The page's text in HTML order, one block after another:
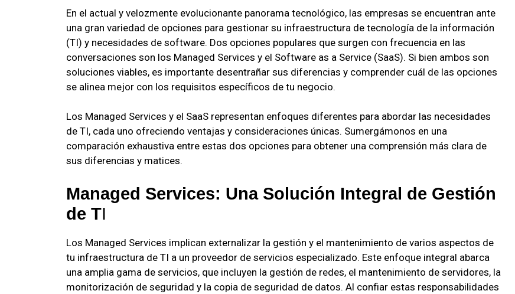
En el actual y velozmente evolucionante panorama tecnológico, las empresas se encuentran ante
una gran variedad de opciones para gestionar su infraestructura de tecnología de la información
(TI) y necesidades de software. Dos opciones populares que surgen con frecuencia en las
conversaciones son los Managed Services y el Software as a Service (SaaS). Si bien ambos son
soluciones viables, es importante desentrañar sus diferencias y comprender cuál de las opciones
se alinea mejor con los requisitos específicos de tu negocio.
Los Managed Services y el SaaS representan enfoques diferentes para abordar las necesidades
de TI, cada uno ofreciendo ventajas y consideraciones únicas. Sumergámonos en una
comparación exhaustiva entre estas dos opciones para obtener una comprensión más clara de
sus diferencias y matices.
Managed Services: Una Solución Integral de Gestión
de TI
Los Managed Services implican externalizar la gestión y el mantenimiento de varios aspectos de
tu infraestructura de TI a un proveedor de servicios especializado. Este enfoque integral abarca
una amplia gama de servicios, que incluyen la gestión de redes, el mantenimiento de servidores, la
monitorización de seguridad y la copia de seguridad de datos. Al confiar estas responsabilidades